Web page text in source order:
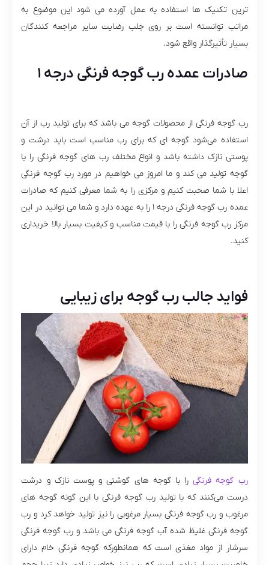
ترین تکنیک ها استفاده به عمل آورده می‌ شود این موضوع به
مراتب توانسته است بر روی جلب رضایت سایر مراجعه‌ کنندگان
بسیار تأثیرگذار واقع شود.
صادرات عمده رب گوجه فرنگی درجه ۱
رب گوجه فرنگی از محصولات گوجه می باشد که برای تولید رب از آن
استفاده می‌شود گوجه ای که برای رب مناسب است باید درشت و
پوستی نازک داشته باشد و انواع مختلف رب های گوجه فرنگی را با
گوجه تولید می کند و ما امروز می خواهیم در مورد رب گوجه فرنگی
اعلا با شما صحبت کنیم و مرکزی را به شما معرفی کنیم که صادرات
عمده رب گوجه فرنگی درجه ۱ را به عهده دارد و شما می توانید در این
مرکز رب گوجه فرنگی را با قیمت مناسب و کیفیت بسیار بالا خریداری
کنید.
فواید جالب رب گوجه برای زیبایی
رب گوجه فرنگیرا با گوجه های گوشتی و پوست نازک و درشت
درست می‌کنند که با تولید رب گوجه فرنگی با این گونه گوجه های
مرغوب و رب گوجه فرنگی بسیار مرغوبی را نیز تولید خواهد کرد و رب
گوجه فرنگی غلیظ شده آب گوجه فرنگی می باشد و رب گوجه فرنگی
سرشار از مواد مغذی است که همانطورکه گوجه فرنگی خام دارای